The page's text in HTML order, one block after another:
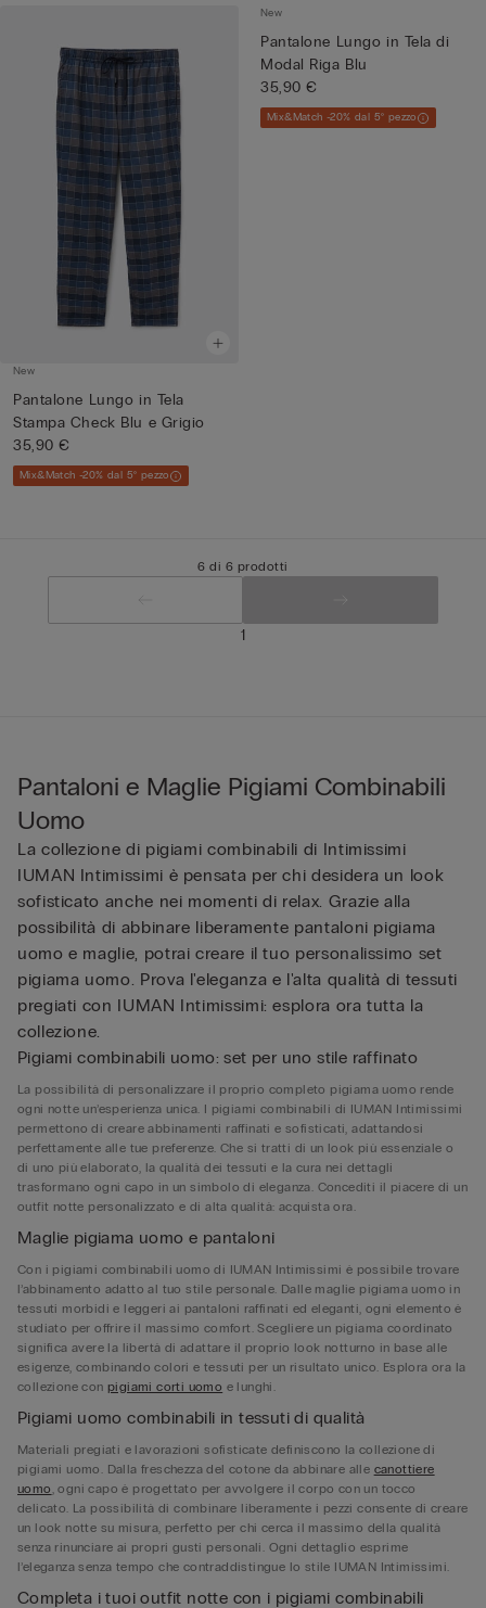
New
Pantalone Lungo in Tela
Stampa Check Blu e Grigio
35,90 €
Mix&Match -20% dal 5° pezzo
New
Pantalone Lungo in Tela di
Modal Riga Blu
35,90 €
Mix&Match -20% dal 5° pezzo
6 di 6 prodotti
1
Pantaloni e Maglie Pigiami Combinabili
Uomo
La collezione di pigiami combinabili di Intimissimi
IUMAN Intimissimi è pensata per chi desidera un look
sofisticato anche nei momenti di relax. Grazie alla
possibilità di abbinare liberamente pantaloni pigiama
uomo e maglie, potrai creare il tuo personalissimo set
pigiama uomo. Prova l'eleganza e l'alta qualità di tessuti
pregiati con IUMAN Intimissimi: esplora ora tutta la
collezione.
Pigiami combinabili uomo: set per uno stile raffinato
La possibilità di personalizzare il proprio completo pigiama uomo rende
ogni notte un’esperienza unica. I pigiami combinabili di IUMAN Intimissimi
permettono di creare abbinamenti raffinati e sofisticati, adattandosi
perfettamente alle tue preferenze. Che si tratti di un look più essenziale o
di uno più elaborato, la qualità dei tessuti e la cura nei dettagli
trasformano ogni capo in un simbolo di eleganza. Concediti il piacere di un
outfit notte personalizzato e di alta qualità: acquista ora.
Maglie pigiama uomo e pantaloni
Con i pigiami combinabili uomo di IUMAN Intimissimi è possibile trovare
l’abbinamento adatto al tuo stile personale. Dalle maglie pigiama uomo in
tessuti morbidi e leggeri ai pantaloni raffinati ed eleganti, ogni elemento è
studiato per offrire il massimo comfort. Scegliere un pigiama coordinato
significa avere la libertà di adattare il proprio look notturno in base alle
esigenze, combinando colori e tessuti per un risultato unico. Esplora ora la
collezione conpigiami corti uomo e lunghi.
Pigiami uomo combinabili in tessuti di qualità
Materiali pregiati e lavorazioni sofisticate definiscono la collezione di
pigiami uomo. Dalla freschezza del cotone da abbinare alle canottiere
uomo, ogni capo è progettato per avvolgere il corpo con un tocco
delicato. La possibilità di combinare liberamente i pezzi consente di creare
un look notte su misura, perfetto per chi cerca il massimo della qualità
senza rinunciare ai propri gusti personali. Ogni dettaglio esprime
l’eleganza senza tempo che contraddistingue lo stile IUMAN Intimissimi.
Completa i tuoi outfit notte con i pigiami combinabili